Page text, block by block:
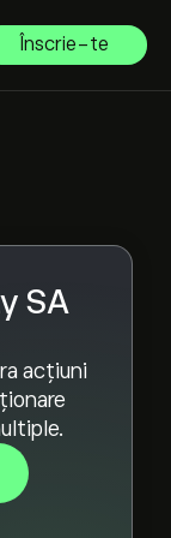
Înscrie-te
SA
acțiuni